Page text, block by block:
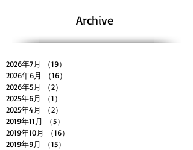
Archive
2026年7月 （19）
2026年6月
（16）
2026年5月
（2）
2025年6月
（1）
2025年4月
（2）
2019年11月
（5）
2019年10月
（16）
2019年9月
（15）